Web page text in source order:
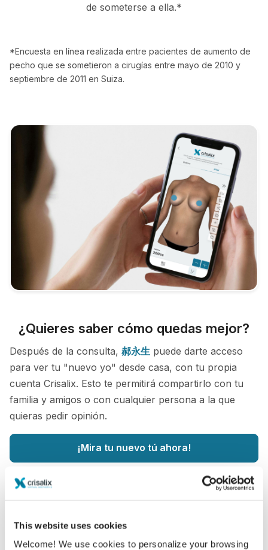
This website uses cookies
Welcome! We use cookies to personalize your browsing
de someterse a ella.*
*Encuesta en línea realizada entre pacientes de aumento de
pecho que se sometieron a cirugías entre mayo de 2010 y
septiembre de 2011 en Suiza.
¿Quieres saber cómo quedas mejor?
Después de la consulta, 郝永生 puede darte acceso
para ver tu "nuevo yo" desde casa, con tu propia
cuenta Crisalix. Esto te permitirá compartirlo con tu
familia y amigos o con cualquier persona a la que
quieras pedir opinión.
¡Mira tu nuevo tú ahora!
Fácil y seguro